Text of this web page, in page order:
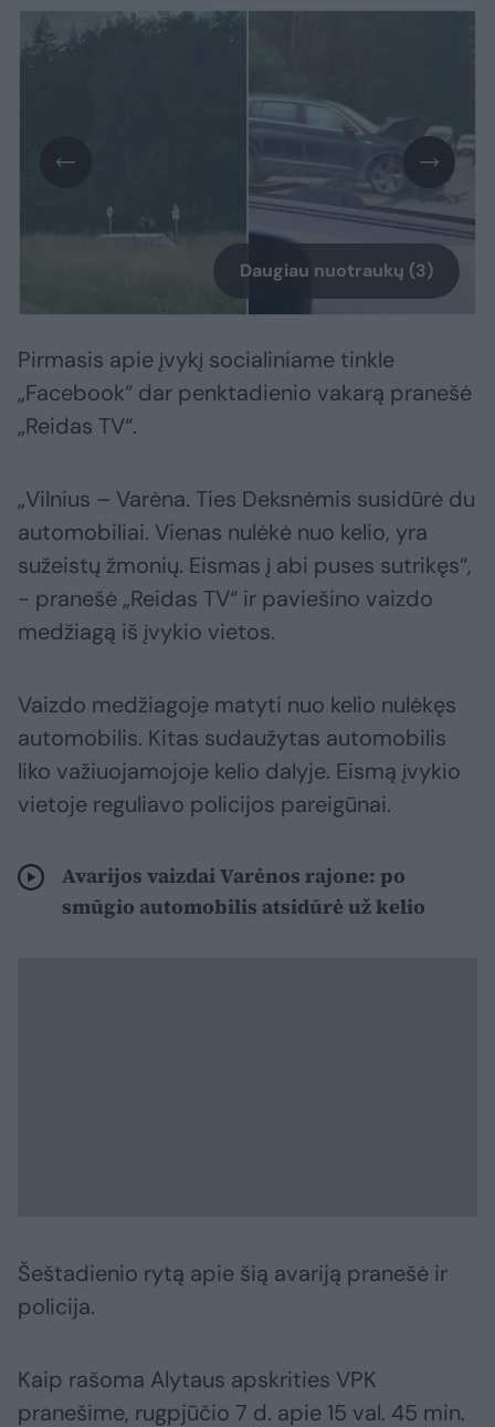
Daugiau nuotraukų (3)
Pirmasis apie įvykį socialiniame tinkle
„Facebook“ dar penktadienio vakarą pranešė
„Reidas TV“.
„Vilnius – Varėna. Ties Deksnėmis susidūrė du
automobiliai. Vienas nulėkė nuo kelio, yra
sužeistų žmonių. Eismas į abi puses sutrikęs“,
- pranešė „Reidas TV“ ir paviešino vaizdo
medžiagą iš įvykio vietos.
Vaizdo medžiagoje matyti nuo kelio nulėkęs
automobilis. Kitas sudaužytas automobilis
liko važiuojamojoje kelio dalyje. Eismą įvykio
vietoje reguliavo policijos pareigūnai.
Avarijos vaizdai Varėnos rajone: po
smūgio automobilis atsidūrė už kelio
Šeštadienio rytą apie šią avariją pranešė ir
policija.
Kaip rašoma Alytaus apskrities VPK
pranešime, rugpjūčio 7 d. apie 15 val. 45 min.